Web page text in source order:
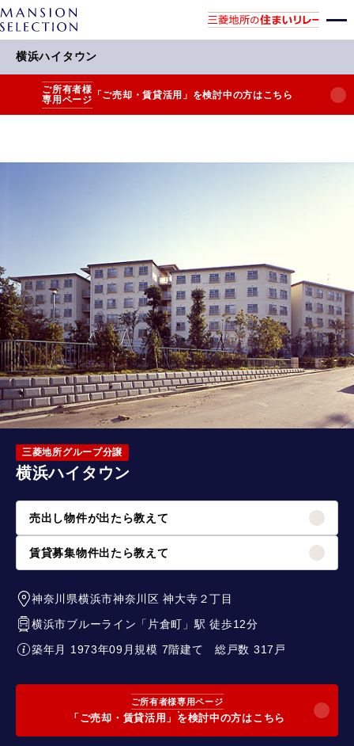
横浜ハイタウン
ご所有者様
専用ページ 「ご売却・賃貸活用」を検討中の方はこちら
三菱地所グループ分譲
横浜ハイタウン
売出し物件が出たら教えて
賃貸募集物件出たら教えて
神奈川県横浜市神奈川区 神大寺２丁目
横浜市ブルーライン 「 片倉町 」駅 徒歩12分
築年月 1973年09月規模 7階建て総戸数 317戸
ご所有者様専用ページ
「ご売却・賃貸活用」を検討中の方はこちら